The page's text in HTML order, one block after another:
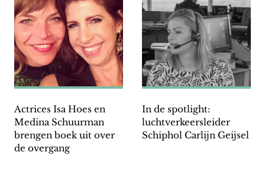
Actrices Isa Hoes en
Medina Schuurman
brengen boek uit over
de overgang
In de spotlight:
luchtverkeersleider
Schiphol Carlijn Geijsel